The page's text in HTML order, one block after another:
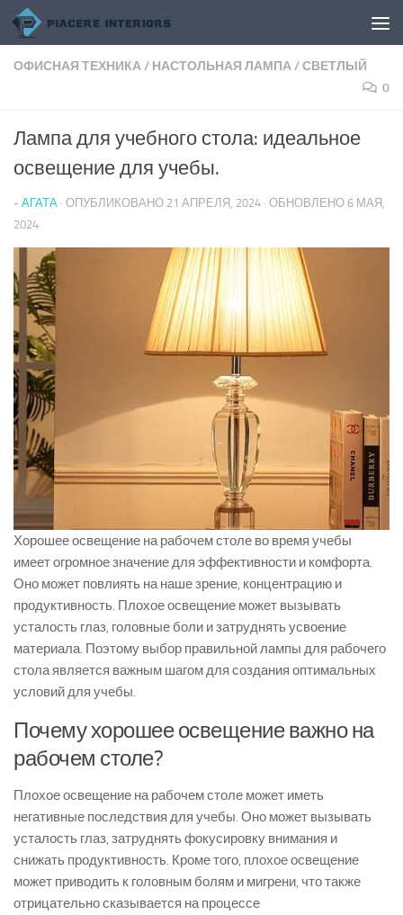
Перейти к содержимому
ОФИСНАЯ ТЕХНИКА/ НАСТОЛЬНАЯ ЛАМПА/СВЕТЛЫЙ
0
Лампа для учебного стола: идеальное
освещение для учебы.
- АГАТА · ОПУБЛИКОВАНО 21 АПРЕЛЯ, 2024 · ОБНОВЛЕНО 6 МАЯ,
2024
Хорошее освещение на рабочем столе во время учебы
имеет огромное значение для эффективности и комфорта.
Оно может повлиять на наше зрение, концентрацию и
продуктивность. Плохое освещение может вызывать
усталость глаз, головные боли и затруднять усвоение
материала. Поэтому выбор правильной лампы для рабочего
стола является важным шагом для создания оптимальных
условий для учебы.
Почему хорошее освещение важно на
рабочем столе?
Плохое освещение на рабочем столе может иметь
негативные последствия для учебы. Оно может вызывать
усталость глаз, затруднять фокусировку внимания и
снижать продуктивность. Кроме того, плохое освещение
может приводить к головным болям и мигрени, что также
отрицательно сказывается на процессе